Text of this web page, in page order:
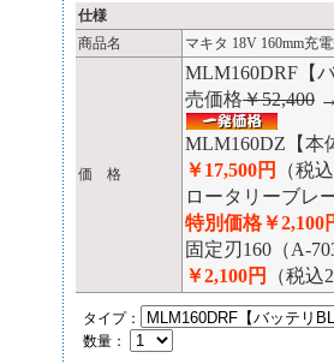
仕様
商品名
マキタ 18V 160mm充
価 格
MLM160DRF【
売価格￥52,400
MLM160DZ【本
￥17,500円
（税
ロータリーブレ
特別価格￥2,100
固定刃160（A-
￥2,100円
（税
タイプ：
数量：